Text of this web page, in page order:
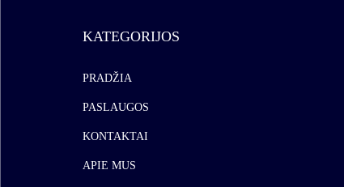
KATEGORIJOS
PRADŽIA
PASLAUGOS
KONTAKTAI
APIE MUS